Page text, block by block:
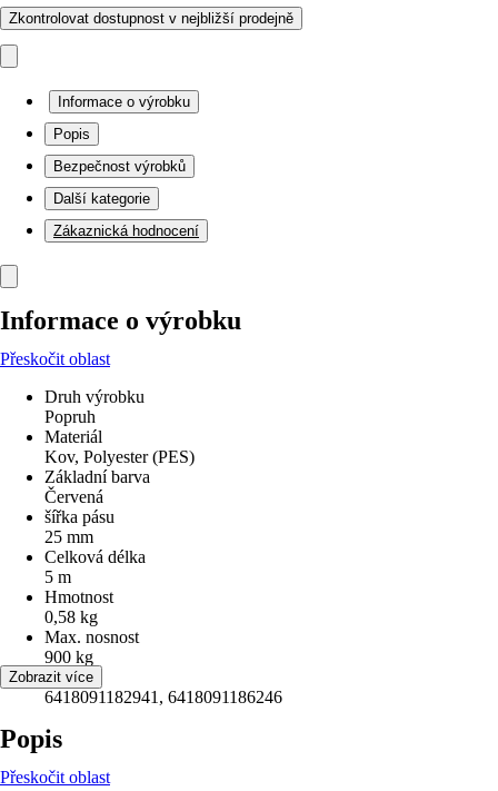
Zkontrolovat dostupnost v nejbližší prodejně
Informace o výrobku
Popis
Bezpečnost výrobků
Další kategorie
Zákaznická hodnocení
Informace o výrobku
Přeskočit oblast
Druh výrobku
Popruh
Materiál
Kov, Polyester (PES)
Základní barva
Červená
šířka pásu
25 mm
Celková délka
5 m
Hmotnost
0,58 kg
Max. nosnost
900 kg
EAN
6418091182941, 6418091186246
Zobrazit více
Popis
Přeskočit oblast